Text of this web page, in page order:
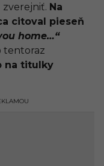
zverejniť. Na
citoval pieseň
home…“
tentoraz
na titulky